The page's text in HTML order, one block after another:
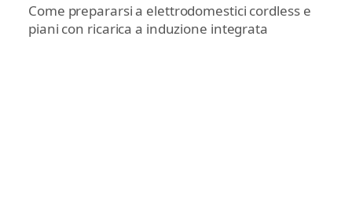
Come prepararsi a elettrodomestici cordless e
piani con ricarica a induzione integrata